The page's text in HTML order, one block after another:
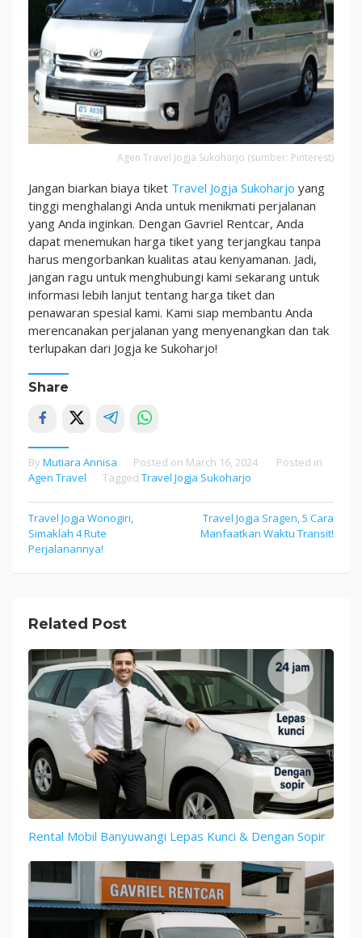
Agen Travel Jogja Sukoharjo (sumber: Pinterest)
Jangan biarkan biaya tiket Travel Jogja Sukoharjo yang
tinggi menghalangi Anda untuk menikmati perjalanan
yang Anda inginkan. Dengan Gavriel Rentcar, Anda
dapat menemukan harga tiket yang terjangkau tanpa
harus mengorbankan kualitas atau kenyamanan. Jadi,
jangan ragu untuk menghubungi kami sekarang untuk
informasi lebih lanjut tentang harga tiket dan
penawaran spesial kami. Kami siap membantu Anda
merencanakan perjalanan yang menyenangkan dan tak
terlupakan dari Jogja ke Sukoharjo!
Share
By Mutiara Annisa Posted on March 16, 2024
Posted in
Agen Travel
Tagged Travel Jogja Sukoharjo
Post
navigation
Travel Jogja Wonogiri,
Simaklah 4 Rute
Perjalanannya!
Travel Jogja Sragen, 5 Cara
Manfaatkan Waktu Transit!
Related Post
Rental Mobil Banyuwangi Lepas Kunci & Dengan Sopir